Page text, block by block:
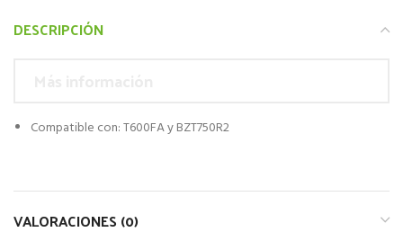
DESCRIPCIÓN
Compatible con: T600FA y BZT750R2
VALORACIONES (0)